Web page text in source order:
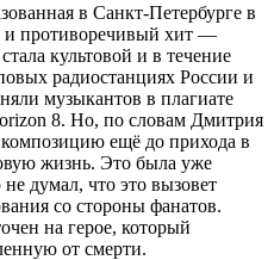
в Санкт-Петербурге в
и противоречивый хит —
культовой и в течение
радиостанциях России и
музыкантов в плагиате
8. Но, по словам Дмитрия
ещё до прихода в
жизнь. Это была уже
думал, что это вызовет
со стороны фанатов.
на герое, который
от смерти.